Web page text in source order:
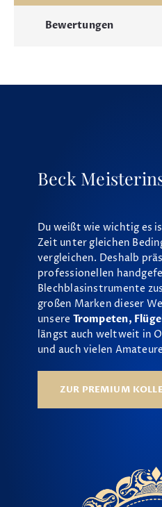
Bewertungen
Beck
Du weißt wie wichtig es
Zeit unter gleichen
vergleichen. Deshalb
professionellen
Blechblasinstrumente
großen Marken dieser
unsere Trompeten,
längst auch weltweit in
und auch vielen
ZUR PREMIUM